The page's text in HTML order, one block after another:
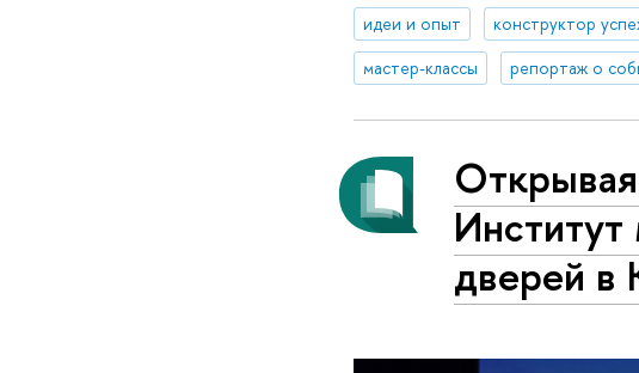
идеи и опыт конструктор
мастер-классы
репортаж о
дверей